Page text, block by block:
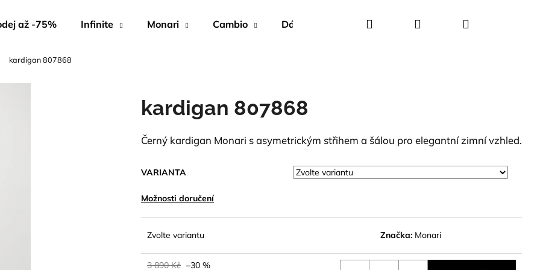
až -75% Infinite Monari Cambio Dárkové poukazy Creenstone
Hledat PřihlášeníNákupní
kardigan 807868
kardigan 807868
Černý kardigan Monari s asymetrickým střihem a šálou pro elegantní zimní vzhled.
VARIANTA
Možnosti doručení
Zvolte variantu Značka: Monari
3 890 Kč –30 %
Co potřebujete najít?
HLEDAT